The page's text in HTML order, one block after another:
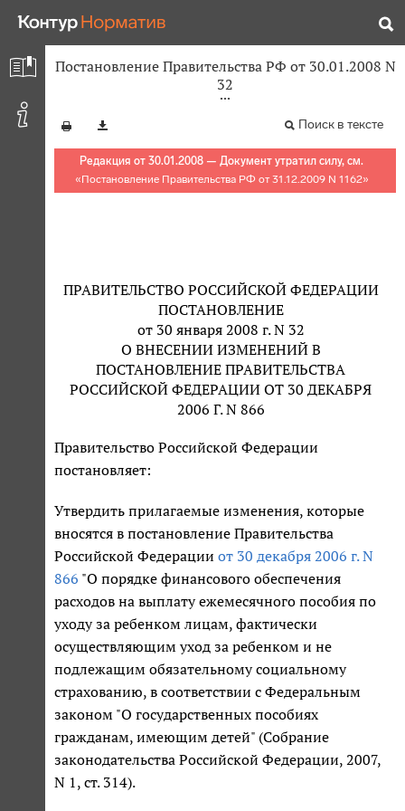
Постановление Правительства РФ от 30.01.2008 N
32
Поиск в тексте
Редакция от 30.01.2008 — Документ утратил силу, см.
«Постановление Правительства РФ от 31.12.2009 N 1162»
ПРАВИТЕЛЬСТВО РОССИЙСКОЙ ФЕДЕРАЦИИ
ПОСТАНОВЛЕНИЕ
от 30 января 2008 г. N 32
О ВНЕСЕНИИ ИЗМЕНЕНИЙ В
ПОСТАНОВЛЕНИЕ ПРАВИТЕЛЬСТВА
РОССИЙСКОЙ ФЕДЕРАЦИИ ОТ 30 ДЕКАБРЯ
2006 Г. N 866
Правительство Российской Федерации
постановляет:
Утвердить прилагаемые изменения, которые
вносятся в постановление Правительства
Российской Федерации от 30 декабря 2006 г. N
866 "О порядке финансового обеспечения
расходов на выплату ежемесячного пособия по
уходу за ребенком лицам, фактически
осуществляющим уход за ребенком и не
подлежащим обязательному социальному
страхованию, в соответствии с Федеральным
законом "О государственных пособиях
гражданам, имеющим детей" (Собрание
законодательства Российской Федерации, 2007,
N 1, ст. 314).